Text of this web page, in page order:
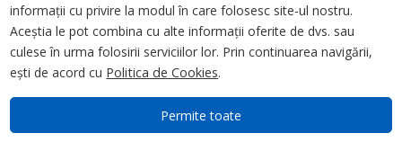
Diferential IDPNA Vigi, 1P + N,
25A, 30Ma Clasa A
informații cu privire la modul în care folosesc site-ul nostru.
Aceștia le pot combina cu alte informații oferite de dvs. sau
culese în urma folosirii serviciilor lor. Prin continuarea navigării,
ești de acord cu Politica de Cookies.
Permite toate